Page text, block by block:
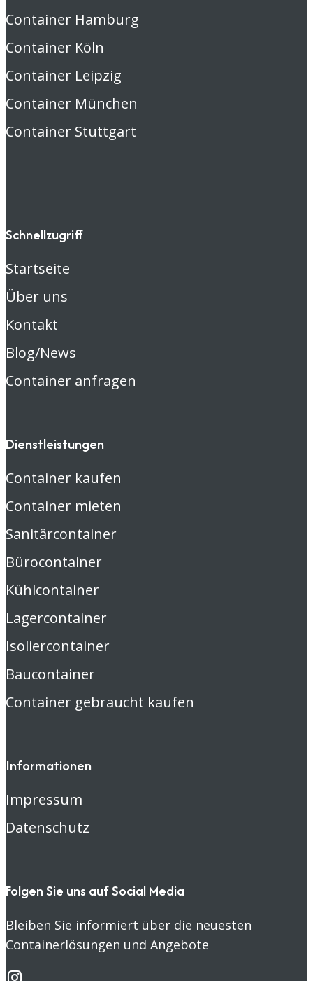
Container Hamburg
Container Köln
Container Leipzig
Container München
Container Stuttgart
Schnellzugriff
Startseite
Über uns
Kontakt
Blog/News
Container anfragen
Dienstleistungen
Container kaufen
Container mieten
Sanitärcontainer
Bürocontainer
Kühlcontainer
Lagercontainer
Isoliercontainer
Baucontainer
Container gebraucht kaufen
Informationen
Impressum
Datenschutz
Folgen Sie uns auf Social Media
Bleiben Sie informiert über die neuesten
Containerlösungen und Angebote